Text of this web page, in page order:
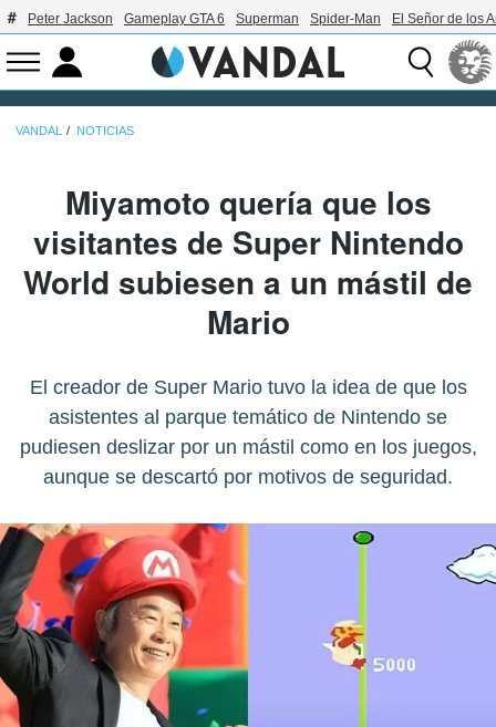
Peter Jackson Gameplay GTA 6 Superman Spider-Man El Señor de los
VANDAL NOTICIAS
Miyamoto quería que los
visitantes de Super Nintendo
World subiesen a un mástil de
Mario
El creador de Super Mario tuvo la idea de que los
asistentes al parque temático de Nintendo se
pudiesen deslizar por un mástil como en los juegos,
aunque se descartó por motivos de seguridad.